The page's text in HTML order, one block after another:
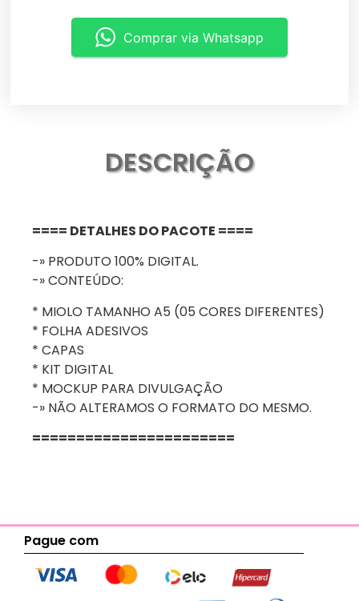
Comprar via Whatsapp
DESCRIÇÃO
==== DETALHES DO PACOTE ====
-» PRODUTO 100% DIGITAL.
-» CONTEÚDO:
* MIOLO TAMANHO A5 (05 CORES DIFERENTES)
* FOLHA ADESIVOS
* CAPAS
* KIT DIGITAL
* MOCKUP PARA DIVULGAÇÃO
-» NÃO ALTERAMOS O FORMATO DO MESMO.
=======================
Pague com